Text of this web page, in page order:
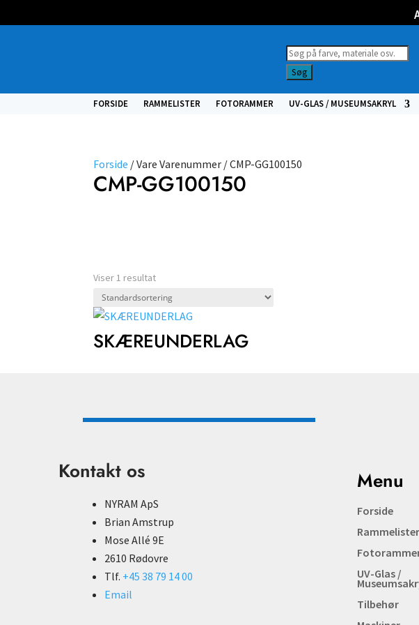
Products
search
Søg
FORSIDE RAMMELISTER FOTORAMMER UV-GLAS / MUSEUMSAKRYL
Forside / Vare Varenummer / CMP-GG100150
CMP-GG100150
Viser 1 resultat
SKÆREUNDERLAG
Kontakt os
NYRAM ApS
Brian Amstrup
Mose Allé 9E
2610 Rødovre
Tlf. +45 38 79 14 00
Email
Menu
Forside
Rammelister
UV-Glas /
Tilbehør